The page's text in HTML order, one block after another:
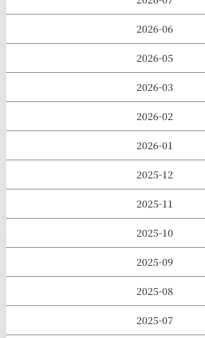
2026-06
2026-05
2026-03
2026-02
2026-01
2025-12
2025-11
2025-10
2025-09
2025-08
2025-07